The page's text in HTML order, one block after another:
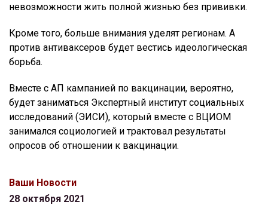
невозможности жить полной жизнью без прививки.
Кроме того, больше внимания уделят регионам. А
против антиваксеров будет вестись идеологическая
борьба.
Вместе с АП кампанией по вакцинации, вероятно,
будет заниматься Экспертный институт социальных
исследований (ЭИСИ), который вместе с ВЦИОМ
занимался социологией и трактовал результаты
опросов об отношении к вакцинации.
Ваши Новости
28 октября 2021